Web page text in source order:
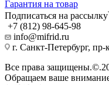
Гарантия на товар
Подписаться на рассылку
+7 (812) 98-645-98
info@mifrid.ru
г. Санкт-Петербург,
Все права
Обращаем ваше